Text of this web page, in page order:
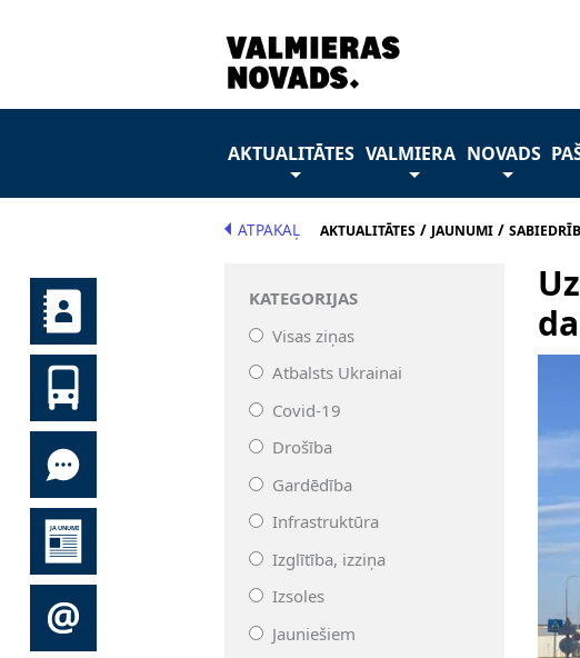
AKTUALITĀTES VALMIERA NOVADS
ATPAKAĻ AKTUALITĀTES/ JAUNUMI/
KATEGORIJAS
Visas ziņas
Atbalsts Ukrainai
Covid-19
Drošība
Gardēdība
Infrastruktūra
Izglītība, izziņa
Izsoles
Jauniešiem